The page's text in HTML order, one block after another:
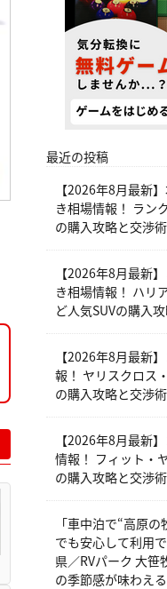
最近の投稿
【2026年8月最新
き相場情報！ ラン
の購入攻略と交渉術
【2026年8月最新
き相場情報！ ハリ
ど人気SUVの購入
【2026年8月最新
報！ ヤリスクロス
の購入攻略と交渉術
【2026年8月最新
情報！ フィット・
の購入攻略と交渉術
「車中泊で“高原
でも安心して利用
県／RVパーク 大笹
の季節感が味わえ